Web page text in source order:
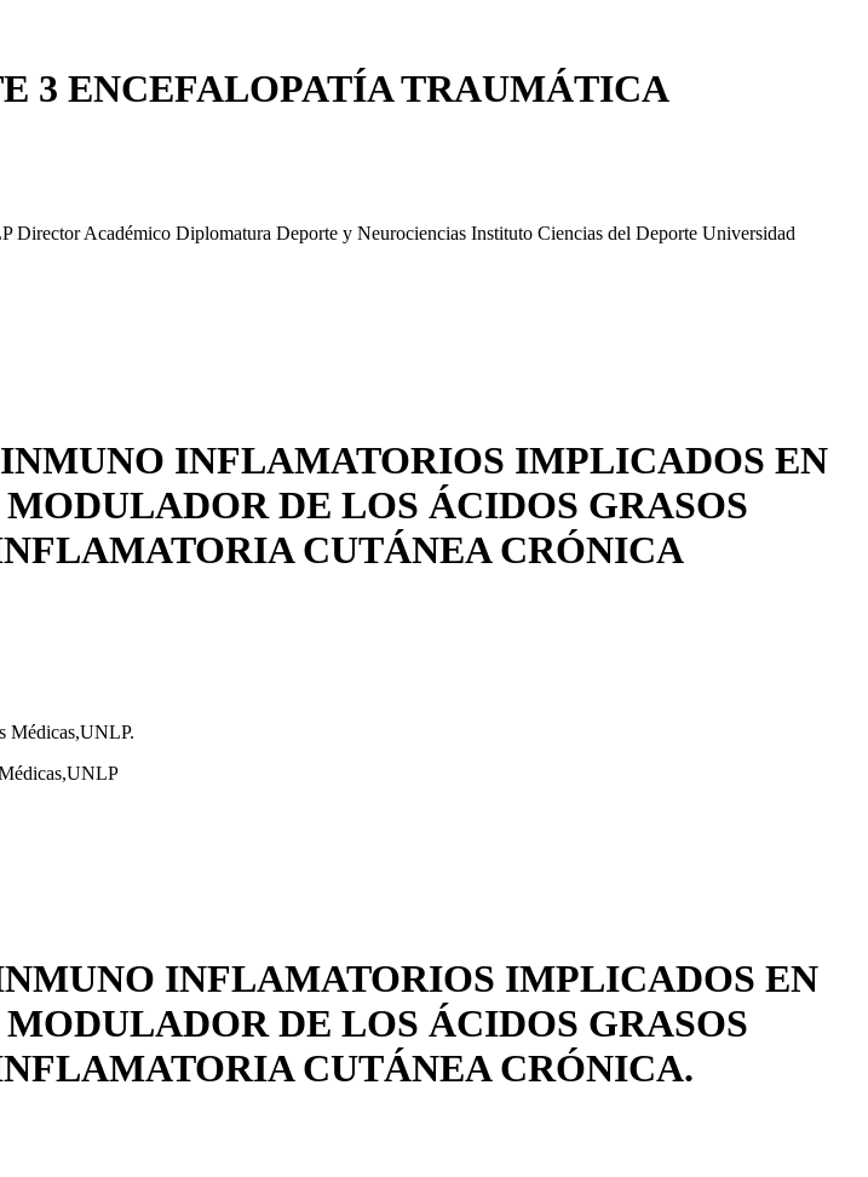
3 ENCEFALOPATÍA TRAUMÁTICA
Académico Diplomatura Deporte y Neurociencias Instituto Ciencias del Deporte Universidad
INFLAMATORIOS IMPLICADOS EN
DE LOS ÁCIDOS GRASOS
CUTÁNEA CRÓNICA
Médicas,UNLP.
INFLAMATORIOS IMPLICADOS EN
DE LOS ÁCIDOS GRASOS
CUTÁNEA CRÓNICA.